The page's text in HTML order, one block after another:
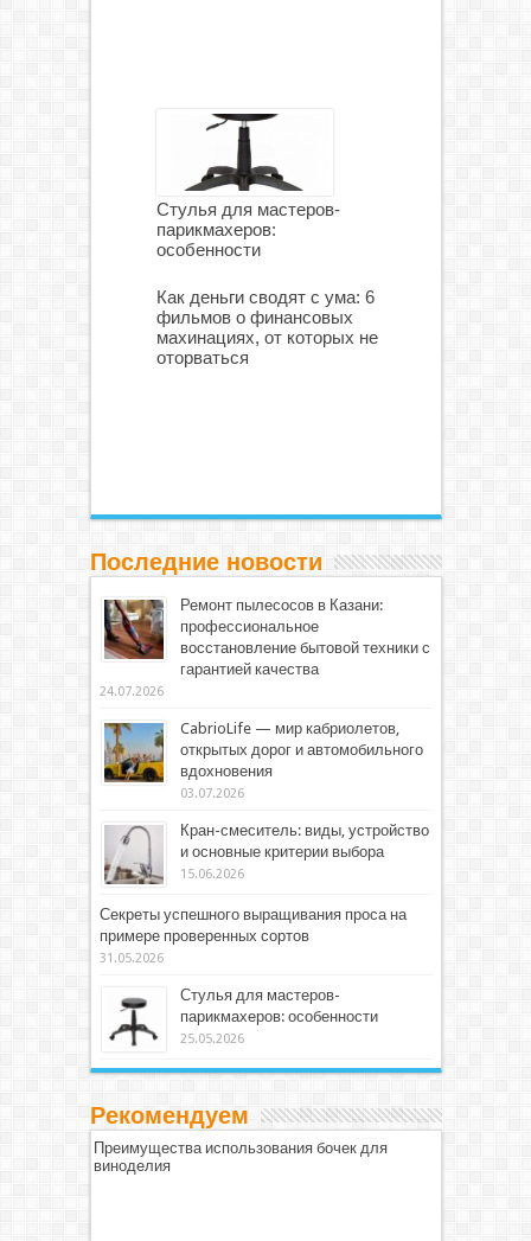
Стулья для мастеров-
парикмахеров:
особенности
Как деньги сводят с ума: 6
фильмов о финансовых
махинациях, от которых не
оторваться
Последние новости
Ремонт пылесосов в Казани:
профессиональное
восстановление бытовой техники с
гарантией качества
24.07.2026
CabrioLife — мир кабриолетов,
открытых дорог и автомобильного
вдохновения
03.07.2026
Кран-смеситель: виды, устройство
и основные критерии выбора
15.06.2026
Секреты успешного выращивания проса на
примере проверенных сортов
31.05.2026
Стулья для мастеров-
парикмахеров: особенности
25.05.2026
Рекомендуем
Преимущества использования бочек для
виноделия